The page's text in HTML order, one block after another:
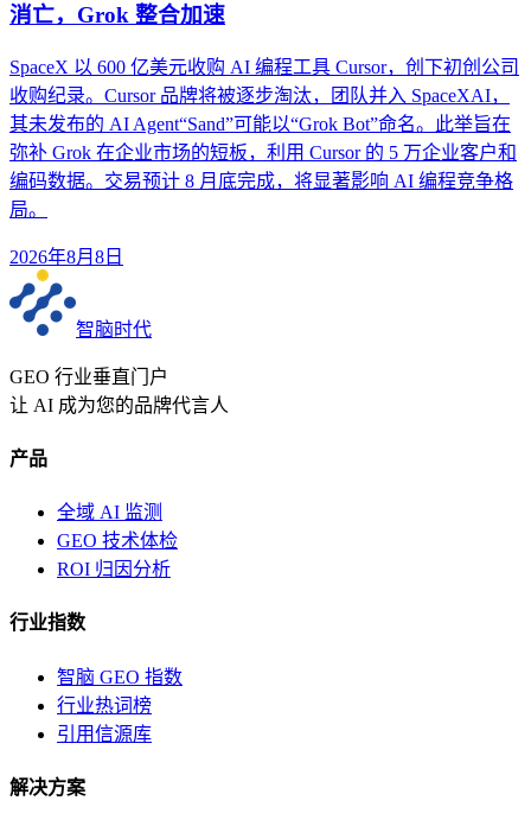
消亡，Grok 整合加速
SpaceX 以 600 亿美元收购 AI 编程工具 Cursor，创下初创公司
收购纪录。Cursor 品牌将被逐步淘汰，团队并入 SpaceXAI，
其未发布的 AI Agent“Sand”可能以“Grok Bot”命名。此举旨在
弥补 Grok 在企业市场的短板，利用 Cursor 的 5 万企业客户和
编码数据。交易预计 8 月底完成，将显著影响 AI 编程竞争格
局。
2026年8月8日
智脑时代
GEO 行业垂直门户
让 AI 成为您的品牌代言人
产品
全域 AI 监测
GEO 技术体检
ROI 归因分析
行业指数
智脑 GEO 指数
行业热词榜
引用信源库
解决方案